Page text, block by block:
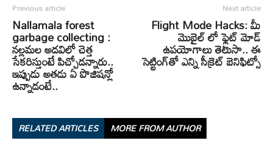
Previous article
Nallamala forest
garbage collecting :
నల్లమల అడవిలో చెత్త
సేకరిస్తుంటే పిచ్చోడన్నారు..
ఇప్పుడు అతడు ఏ పొజిషన్లో
ఉన్నాడంటే..
Next article
Flight Mode Hacks: మీ
మొబైల్ లో ఫ్లైట్ మోడ్
ఉపయోగాలు తెలుసా.. ఈ
సెట్టింగ్‌తో ఎన్ని సీక్రెట్ బెనిఫిట్సో
RELATED ARTICLES MORE FROM AUTHOR